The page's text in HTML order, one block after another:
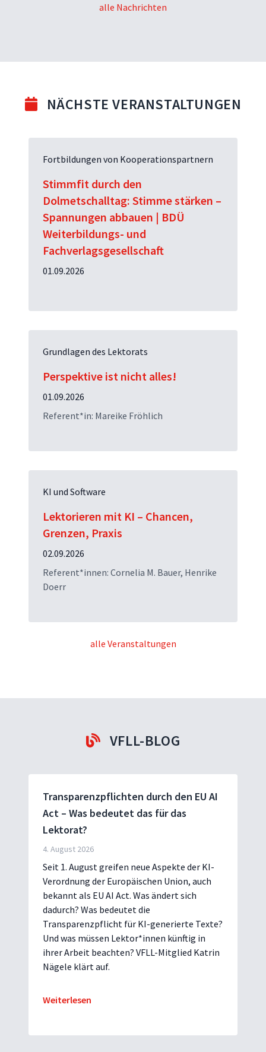
alle Nachrichten
NÄCHSTE VERANSTALTUNGEN
Fortbildungen von Kooperationspartnern
Stimmfit durch den
Dolmetschalltag: Stimme stärken –
Spannungen abbauen | BDÜ
Weiterbildungs- und
Fachverlagsgesellschaft
01.09.2026
Grundlagen des Lektorats
Perspektive ist nicht alles!
01.09.2026
Referent*in: Mareike Fröhlich
KI und Software
Lektorieren mit KI – Chancen,
Grenzen, Praxis
02.09.2026
Referent*innen: Cornelia M. Bauer, Henrike
Doerr
alle Veranstaltungen
VFLL-BLOG
Transparenzpflichten durch den EU AI
Act – Was bedeutet das für das
Lektorat?
4. August 2026
Seit 1. August greifen neue Aspekte der KI-
Verordnung der Europäischen Union, auch
bekannt als EU AI Act. Was ändert sich
dadurch? Was bedeutet die
Transparenzpflicht für KI-generierte Texte?
Und was müssen Lektor*innen künftig in
ihrer Arbeit beachten? VFLL-Mitglied Katrin
Nägele klärt auf.
Weiterlesen